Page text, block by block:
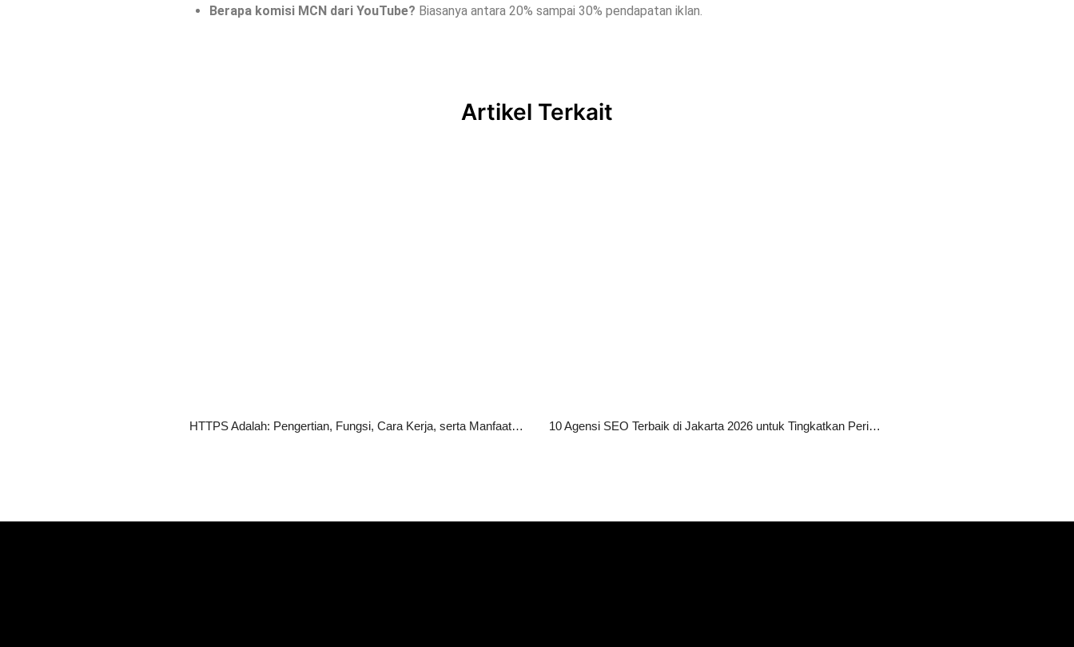
Berapa komisi MCN dari YouTube? Biasanya antara 20% sampai 30% pendapatan iklan.
Artikel Terkait
HTTPS Adalah: Pengertian, Fungsi, Cara Kerja, serta Manfaatnya bagi Website 10 Agensi SEO Terbaik di Jakarta 2026 untuk Tingkatkan Peringkat Website Anda